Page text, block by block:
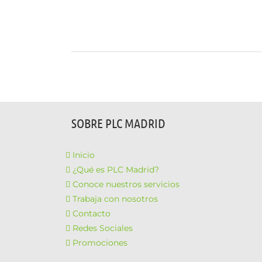
SOBRE PLC MADRID
Inicio
¿Qué es PLC Madrid?
Conoce nuestros servicios
Trabaja con nosotros
Contacto
Redes Sociales
Promociones